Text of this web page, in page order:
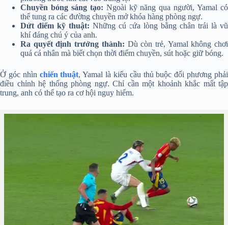
Chuyền bóng sáng tạo: Ngoài kỹ năng qua người, Yamal có
thể tung ra các đường chuyền mở khóa hàng phòng ngự.
Dứt điểm kỹ thuật: Những cú cứa lòng bằng chân trái là vũ
khí đáng chú ý của anh.
Ra quyết định trưởng thành: Dù còn trẻ, Yamal không chơi
quá cá nhân mà biết chọn thời điểm chuyền, sút hoặc giữ bóng.
Ở góc nhìn chiến thuật, Yamal là kiểu cầu thủ buộc đối phương phải
điều chỉnh hệ thống phòng ngự. Chỉ cần một khoảnh khắc mất tập
trung, anh có thể tạo ra cơ hội nguy hiểm.